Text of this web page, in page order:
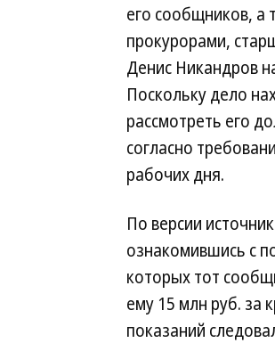
его сообщников, а
прокурорами,
Денис Никандров
Поскольку дело
рассмотреть его
согласно
рабочих дня.
По версии
ознакомившись с
которых тот
ему 15 млн руб. за
показаний